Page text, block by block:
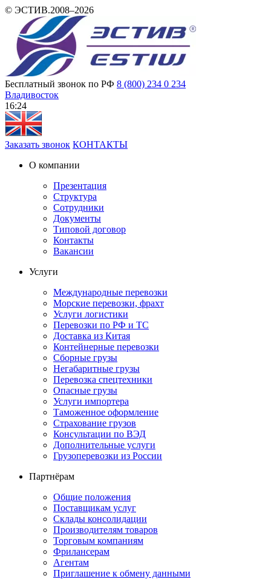
© ЭСТИВ.2008–2026
Бесплатный звонок по РФ 8 (800) 234 0 234
Владивосток
16 24
Заказать звонок КОНТАКТЫ
О компании
Презентация
Структура
Сотрудники
Документы
Типовой договор
Контакты
Вакансии
Услуги
Международные перевозки
Морские перевозки, фрахт
Услуги логистики
Перевозки по РФ и ТС
Доставка из Китая
Контейнерные перевозки
Сборные грузы
Негабаритные грузы
Перевозка спецтехники
Опасные грузы
Услуги импортера
Таможенное оформление
Страхование грузов
Консультации по ВЭД
Дополнительные услуги
Грузоперевозки из России
Партнёрам
Общие положения
Поставщикам услуг
Склады консолидации
Производителям товаров
Торговым компаниям
Фрилансерам
Агентам
Приглашение к обмену данными